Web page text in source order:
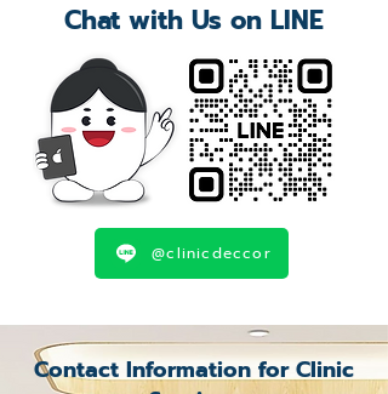
Chat with Us on LINE
@clinicdeccor
Contact Information for Clinic